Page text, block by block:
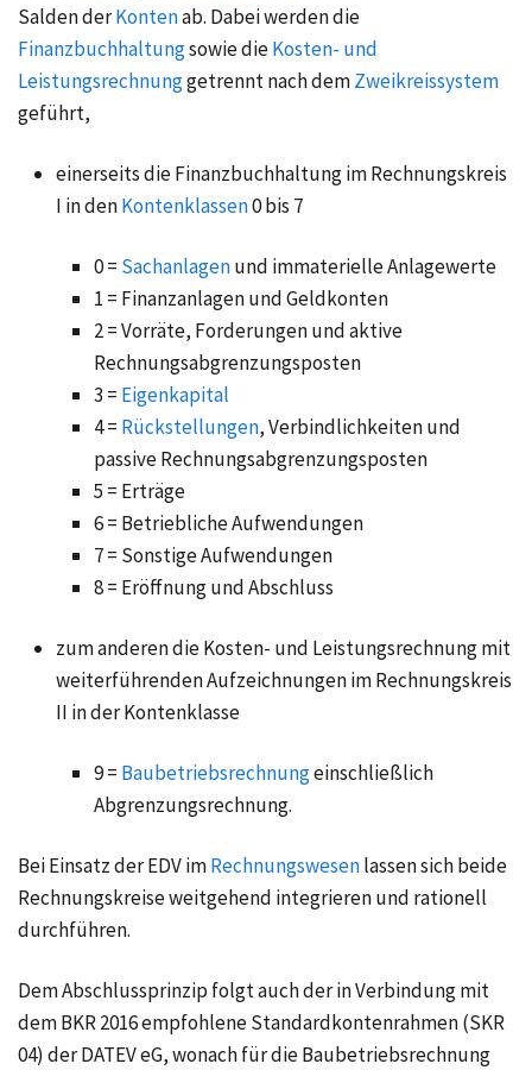
Salden derKontenab. Dabei werden die
Finanzbuchhaltungsowie dieKosten- und
Leistungsrechnunggetrennt nach demZweikreissystem
geführt,
einerseits die Finanzbuchhaltung im Rechnungskreis
I in denKontenklassen0 bis 7
0 = Sachanlagenund immaterielle Anlagewerte
1 = Finanzanlagen und Geldkonten
2 = Vorräte, Forderungen und aktive
Rechnungsabgrenzungsposten
3 = Eigenkapital
4 = Rückstellungen, Verbindlichkeiten und
passive Rechnungsabgrenzungsposten
5 = Erträge
6 = Betriebliche Aufwendungen
7 = Sonstige Aufwendungen
8 = Eröffnung und Abschluss
zum anderen die Kosten- und Leistungsrechnung mit
weiterführenden Aufzeichnungen im Rechnungskreis
II in der Kontenklasse
9 = Baubetriebsrechnungeinschließlich
Abgrenzungsrechnung.
Bei Einsatz der EDV imRechnungswesenlassen sich beide
Rechnungskreise weitgehend integrieren und rationell
durchführen.
Dem Abschlussprinzip folgt auch der in Verbindung mit
dem BKR 2016 empfohlene Standardkontenrahmen (SKR
04) der DATEV eG, wonach für die Baubetriebsrechnung